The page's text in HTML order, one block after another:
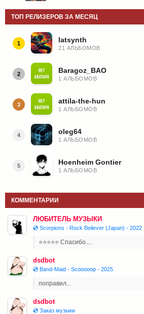
ТОП РЕЛИЗЕРОВ ЗА МЕСЯЦ
1 latsynth
21 АЛЬБОМОВ
2 Baragoz_BAO
1 АЛЬБОМОВ
3 attila-the-hun
1 АЛЬБОМОВ
4 oleg64
1 АЛЬБОМОВ
5 Hoenheim Gontier
1 АЛЬБОМОВ
КОММЕНТАРИИ
ЛЮБИТЕЛЬ МУЗЫКИ
💿 Scorpions - Rock Believer (Japan) - 2022
⭐⭐⭐⭐⭐ Спасибо....
dsdbot
💿 Band-Maid - Scooooop - 2025
поправил...
dsdbot
💿 Заказ музыки